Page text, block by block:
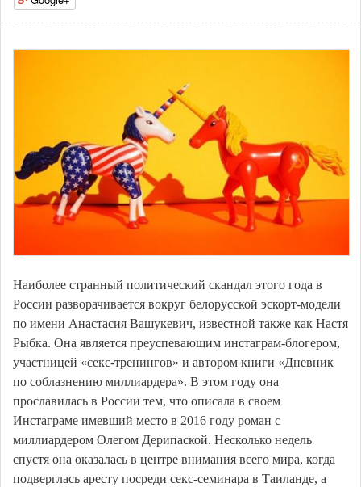
Наиболее странный политический скандал этого года в
России разворачивается вокруг белорусской эскорт-модели
по имени Анастасия Вашукевич, известной также как Настя
Рыбка. Она является преуспевающим инстаграм-блогером,
участницей «секс-тренингов» и автором книги «Дневник
по соблазнению миллиардера». В этом году она
прославилась в России тем, что описала в своем
Инстаграме имевший место в 2016 году роман с
миллиардером Олегом Дерипаской. Несколько недель
спустя она оказалась в центре внимания всего мира, когда
подверглась аресту посреди секс-семинара в Таиланде, а